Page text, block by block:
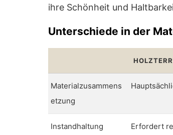
ihre Schönheit und
Unterschiede in der
Materialzusammens
etzung
Instandhaltung
Erfordert